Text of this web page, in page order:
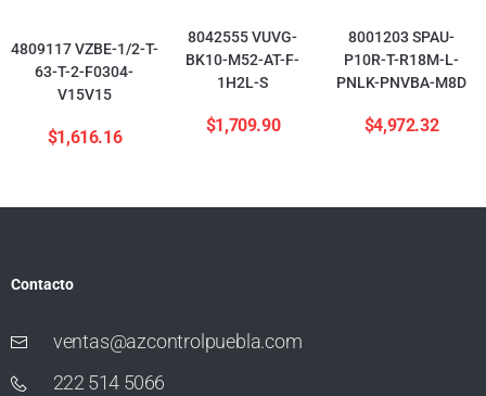
4809117 VZBE-1/2-T-
63-T-2-F0304-
V15V15
$1,616.16
8042555 VUVG-
BK10-M52-AT-F-
1H2L-S
$1,709.90
8001203 SPAU-
P10R-T-R18M-L-
PNLK-PNVBA-M8D
$4,972.32
Contacto
ventas@azcontrolpuebla.com
222 514 5066